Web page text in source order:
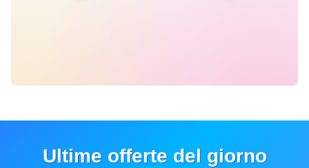
Ultime offerte del giorno